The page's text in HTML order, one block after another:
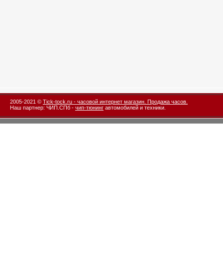
2005-2021 © Tick-tock.ru - часовой интернет магазин. Продажа часов.
Наш партнер: ЧИП.СПб - чип-тюнинг автомобилей и техники.